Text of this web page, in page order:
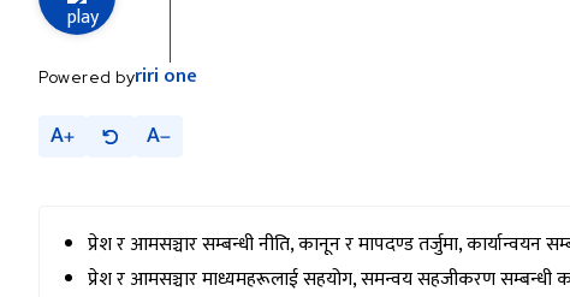
Powered byriri one
A A
प्रेश र आमसञ्चार सम्बन्धी नीति, कानून र मापदण्ड तर्जुमा, कार्यान्वयन
प्रेश र आमसञ्चार माध्यमहरूलाई सहयोग, समन्वय सहजीकरण सम्बन्धी